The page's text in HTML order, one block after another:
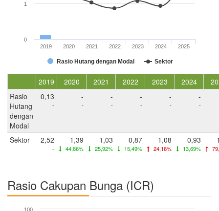
Rasio Hutang dengan Modal Sektor
2019 2020 2021 2022 2023 2024 2025
0
1
2019 2020 2021 2022 2023 2024
Rasio
Hutang
dengan
Modal
0,13
-
-
-
-
-
-
-
-
-
-
-
Sektor 2,52
-
1,39
44,86%
1,03
25,92%
0,87
15,49%
1,08
24,16%
0,93
13,69%
Rasio Cakupan Bunga (ICR)
100